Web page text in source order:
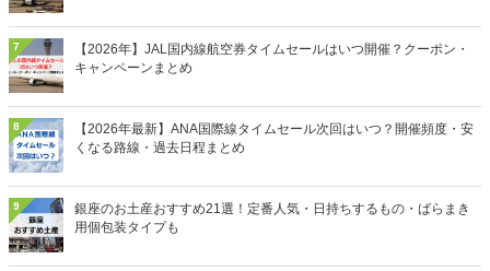
7
【2026年】JAL国内線航空券タイムセールはいつ開催？クーポン・
キャンペーンまとめ
8
【2026年最新】ANA国際線タイムセール次回はいつ？開催頻度・安
くなる路線・過去日程まとめ
9
銀座のお土産おすすめ21選！定番人気・日持ちするもの・ばらまき
用個包装タイプも